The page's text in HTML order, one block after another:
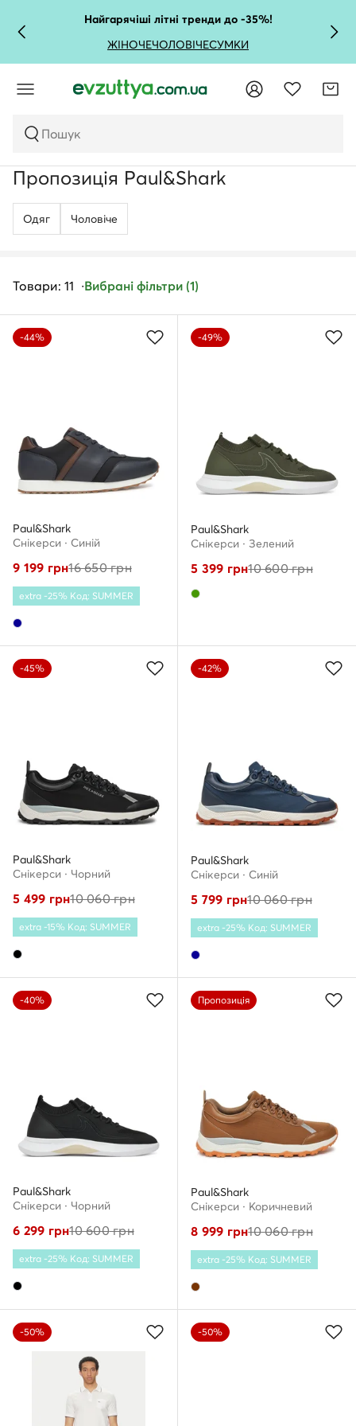
Найгарячіші літні тренди до -35%!
ЖІНОЧЕЧОЛОВІЧЕСУМКИ
Пошук
Пропозиція Paul&Shark
Одяг Чоловічe
Товари: 11 Вибрані фільтри (1)
-44%
Paul&Shark
Снікерcи · Cиній
9 199 грн16 650грн
extra -25% Код: SUMMER
-49%
Paul&Shark
Снікерcи · Зелений
5 399 грн10 600грн
-45%
Paul&Shark
Снікерcи · Чорний
5 499 грн10 060грн
extra -15% Код: SUMMER
-42%
Paul&Shark
Снікерcи · Cиній
5 799 грн10 060грн
extra -25% Код: SUMMER
-40%
Paul&Shark
Снікерcи · Чорний
6 299 грн10 600грн
extra -25% Код: SUMMER
Пропозиція
Paul&Shark
Снікерcи · Коричневий
8 999 грн10 060грн
extra -25% Код: SUMMER
-50% -50%